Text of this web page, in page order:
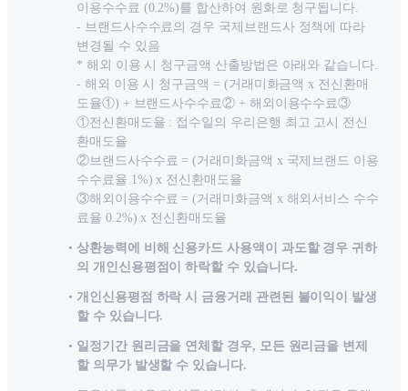
이용수수료 (0.2%)를 합산하여 원화로 청구됩니다.
- 브랜드사수수료의 경우 국제브랜드사 정책에 따라
변경될 수 있음
* 해외 이용 시 청구금액 산출방법은 아래와 같습니다.
- 해외 이용 시 청구금액 = (거래미화금액 x 전신환매
도율①) + 브랜드사수수료② + 해외이용수수료③
①전신환매도율 : 접수일의 우리은행 최고 고시 전신
환매도율
②브랜드사수수료 = (거래미화금액 x 국제브랜드 이용
수수료율 1%) x 전신환매도율
③해외이용수수료 = (거래미화금액 x 해외서비스 수수
료율 0.2%) x 전신환매도율
상환능력에 비해 신용카드 사용액이 과도할 경우 귀하
의 개인신용평점이 하락할 수 있습니다.
개인신용평점 하락 시 금융거래 관련된 불이익이 발생
할 수 있습니다.
일정기간 원리금을 연체할 경우, 모든 원리금을 변제
할 의무가 발생할 수 있습니다.